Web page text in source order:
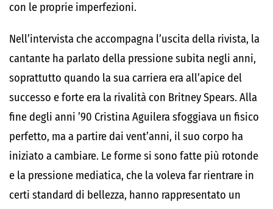
con le proprie imperfezioni.
Nell’intervista che accompagna l’uscita della rivista, la
cantante ha parlato della pressione subita negli anni,
soprattutto quando la sua carriera era all’apice del
successo e forte era la rivalità con Britney Spears. Alla
fine degli anni ’90 Cristina Aguilera sfoggiava un fisico
perfetto, ma a partire dai vent’anni, il suo corpo ha
iniziato a cambiare. Le forme si sono fatte più rotonde
e la pressione mediatica, che la voleva far rientrare in
certi standard di bellezza, hanno rappresentato un